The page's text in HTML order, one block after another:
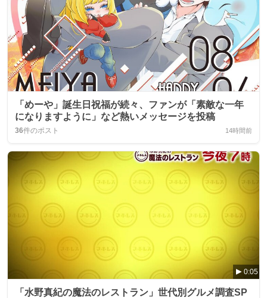
「めーや」誕生日祝福が続々、ファンが「素敵な一年
になりますように」など熱いメッセージを投稿
36件のポスト 14時間前
0:05
「水野真紀の魔法のレストラン」世代別グルメ調査SP